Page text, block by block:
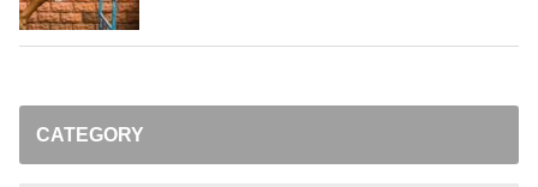
CATEGORY